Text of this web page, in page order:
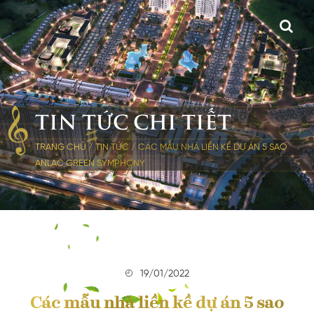
TIN TỨC CHI TIẾT
TRANG CHỦ /TIN TỨC /CÁC MẪU NHÀ LIỀN KỀ DỰ ÁN 5 SAO
ANLAC GREEN SYMPHONY
19/01/2022
Các mẫu nhà liền kề dự án 5 sao